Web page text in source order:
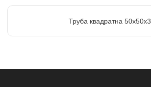
Труба квадратна 50х50х3